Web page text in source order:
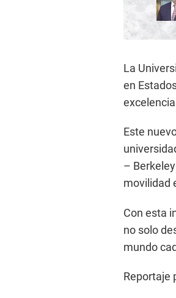
La
en
Este
–
movilidad
Con esta
no solo
mundo
Reportaje